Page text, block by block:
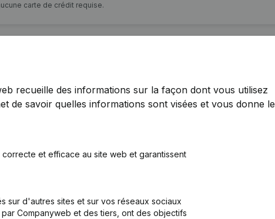
carte de crédit requise.
Ouverture Succursale, etc...)
recueille des informations sur la façon dont vous utilisez
de savoir quelles informations sont visées et vous donne le
et efficace au site web et garantissent
sur d'autres sites et sur vos réseaux sociaux
Companyweb et des tiers, ont des objectifs